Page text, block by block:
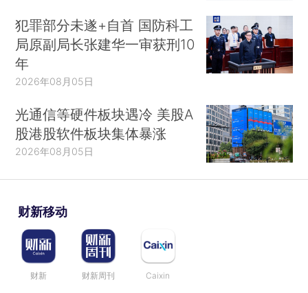
犯罪部分未遂+自首 国防科工
局原副局长张建华一审获刑10
年
2026年08月05日
光通信等硬件板块遇冷 美股A
股港股软件板块集体暴涨
2026年08月05日
财新移动
财新 财新周刊 Caixin